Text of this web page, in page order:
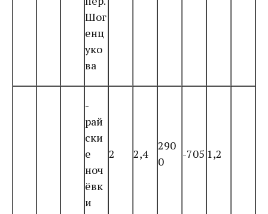
Шог
енц
уко
ва
-
рай
ски
е
ноч
ёвк
и
2 2,4
290
0
-705 1,2